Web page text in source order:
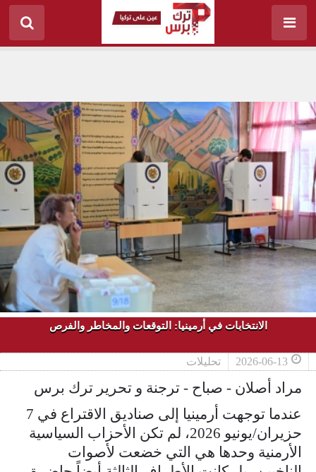
الانتخابات في أرمينيا: التوقعات والمخاطر والفرص
2026-06-13 تحليلات
مراد أصلان - صباح - ترجنة و تحرير ترك برس
عندما توجهت أرمينيا إلى صناديق الاقتراع في 7
حزيران/يونيو 2026، لم تكن الأحزاب السياسية
الأرمنية وحدها هي التي خضعت لأصوات